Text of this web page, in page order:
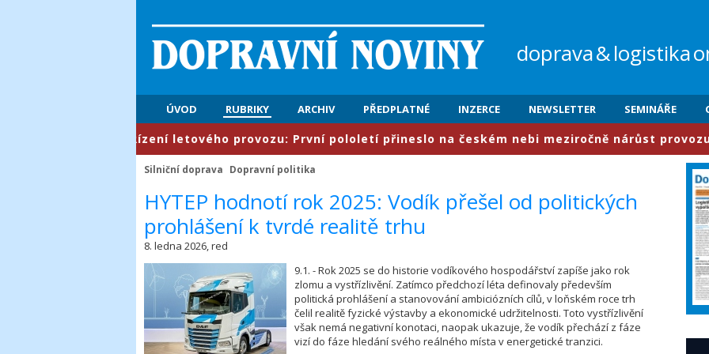
doprava&logistika
ÚVOD RUBRIKY ARCHIV PŘEDPLATNÉ INZERCE NEWSLETTER SEMINÁŘE
​Řízení letového provozu: První pololetí přineslo na českém nebi meziročně nárůst provozu o 6,3
Silniční doprava Dopravní politika
​HYTEP hodnotí rok 2025: Vodík přešel od politických
prohlášení k tvrdé realitě trhu
8. ledna 2026, red
9.1. - Rok 2025 se do historie vodíkového hospodářství zapíše jako rok
zlomu a vystřízlivění. Zatímco předchozí léta definovaly především
politická prohlášení a stanovování ambiciózních cílů, v loňském roce trh
čelil realitě fyzické výstavby a ekonomické udržitelnosti. Toto vystřízlivění
však nemá negativní konotaci, naopak ukazuje, že vodík přechází z fáze
vizí do fáze hledání svého reálného místa v energetické tranzici.